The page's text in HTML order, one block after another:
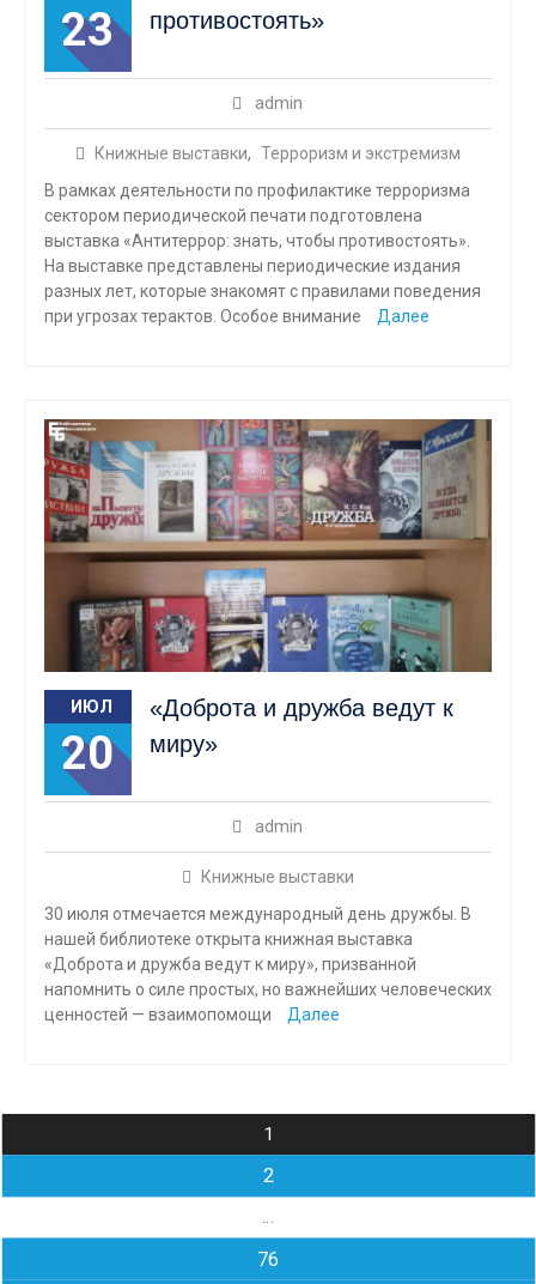
23
противостоять»
admin
Книжные выставки, Терроризм и экстремизм
В рамках деятельности по профилактике терроризма
сектором периодической печати подготовлена
выставка «Антитеррор: знать, чтобы противостоять».
На выставке представлены периодические издания
разных лет, которые знакомят с правилами поведения
при угрозах терактов. Особое внимание
Далее
ИЮЛ
20
«Доброта и дружба ведут к
миру»
admin
Книжные выставки
30 июля отмечается международный день дружбы. В
нашей библиотеке открыта книжная выставка
«Доброта и дружба ведут к миру», призванной
напомнить о силе простых, но важнейших человеческих
ценностей — взаимопомощи
Далее
Навигация
по
записям
1
2
…
76